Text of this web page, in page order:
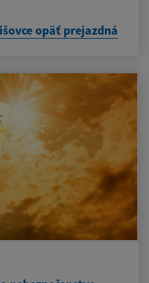
opäť prejazdná